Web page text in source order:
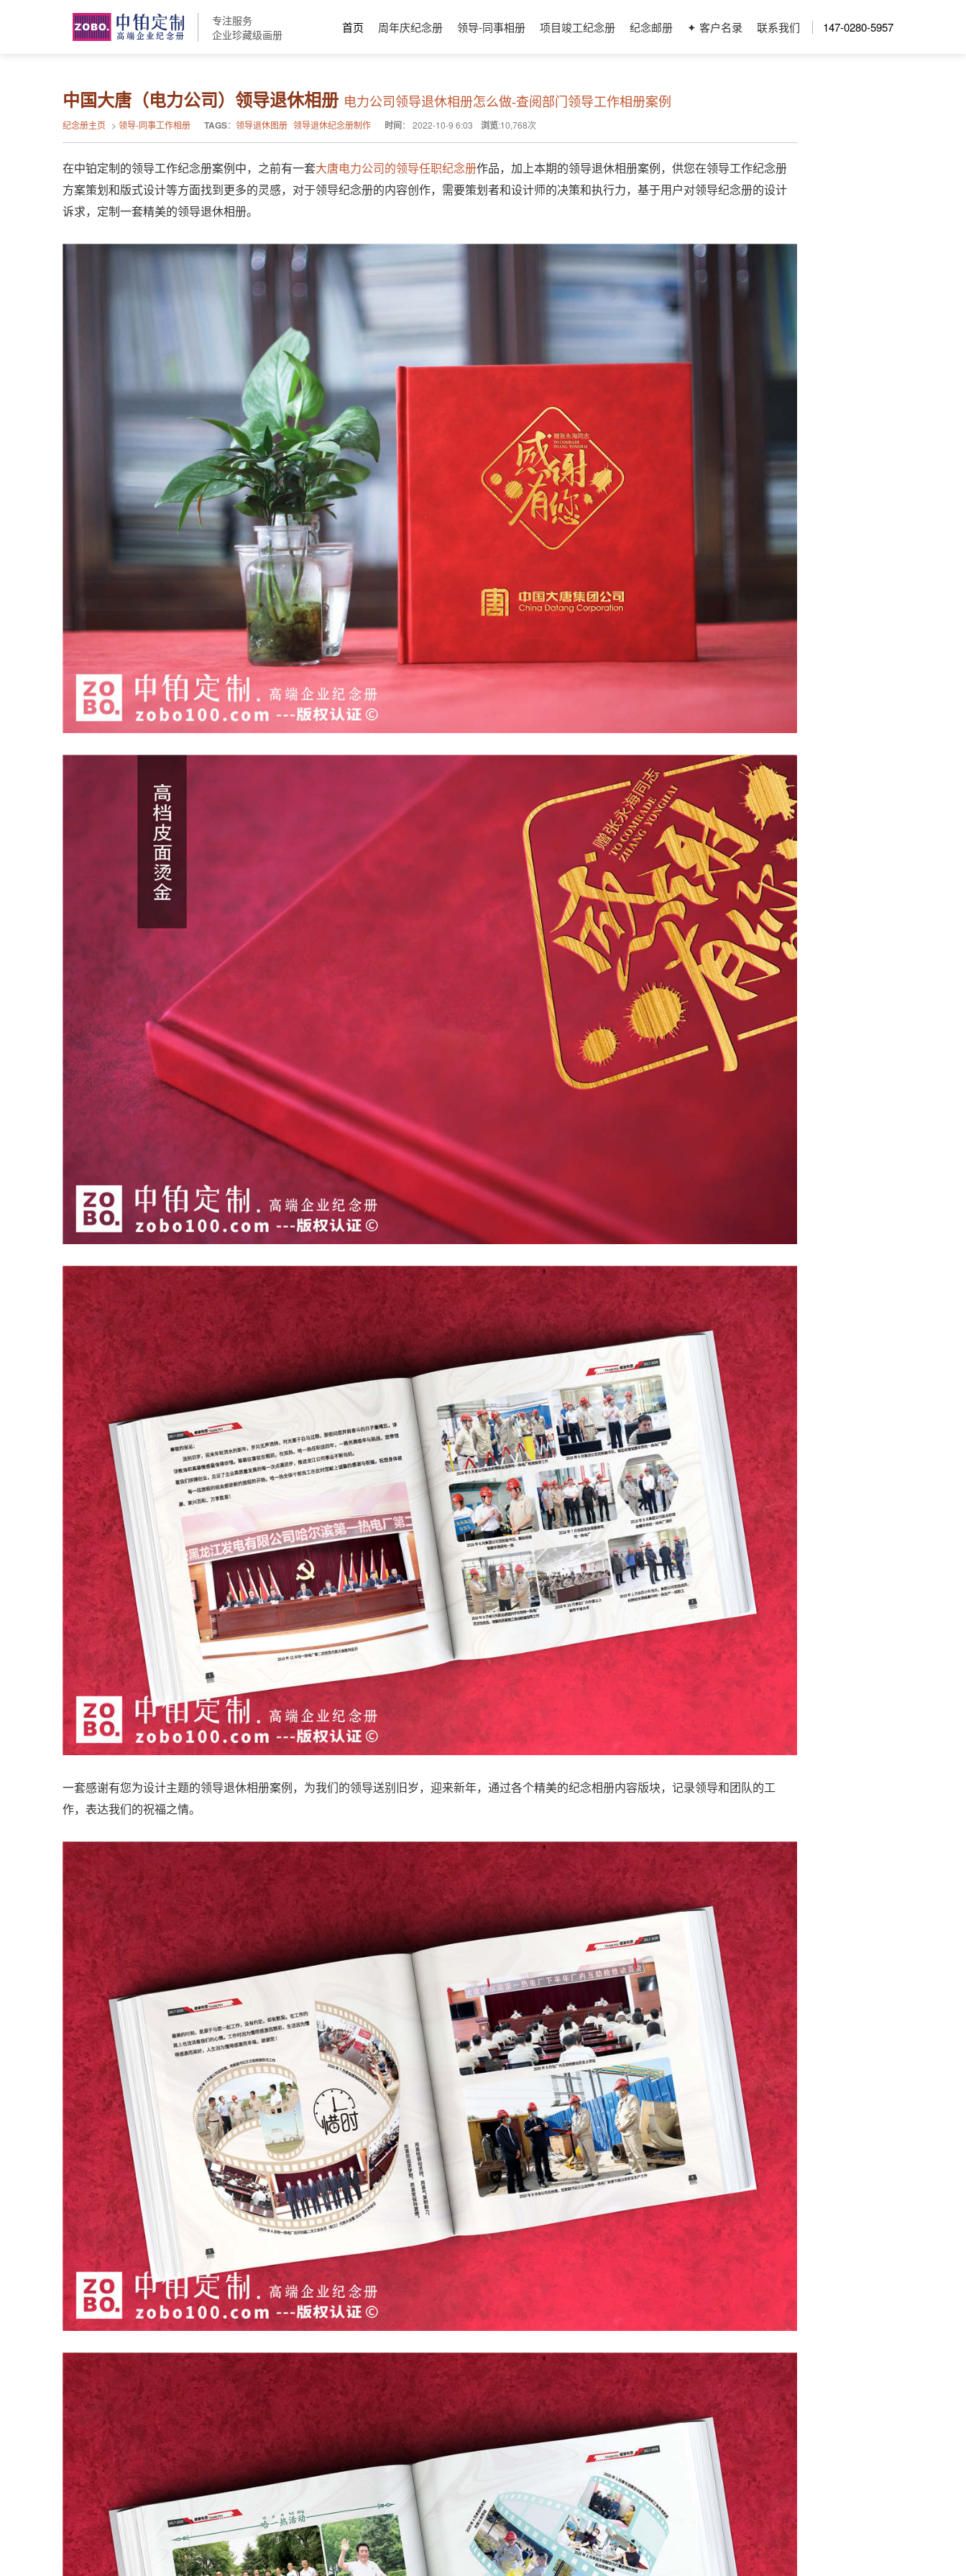
专注服务
企业珍藏级画册
首页 周年庆纪念册 领导-同事相册 项目竣工纪念册 纪念邮册 ✦ 客户名录 联系我们 147-0280-5957
中国大唐（电力公司）领导退休相册 电力公司领导退休相册怎么做-查阅部门领导工作相册案例
纪念册主页 >领导-同事工作相册 TAGS：领导退休图册 领导退休纪念册制作 时间：2022-10-9 6:03 浏览:10,768次
在中铂定制的领导工作纪念册案例中，之前有一套大唐电力公司的领导任职纪念册作品，加上本期的领导退休相册案例，供您在领导工作纪念册
方案策划和版式设计等方面找到更多的灵感，对于领导纪念册的内容创作，需要策划者和设计师的决策和执行力，基于用户对领导纪念册的设计
诉求，定制一套精美的领导退休相册。
一套感谢有您为设计主题的领导退休相册案例，为我们的领导送别旧岁，迎来新年，通过各个精美的纪念相册内容版块，记录领导和团队的工
作，表达我们的祝福之情。